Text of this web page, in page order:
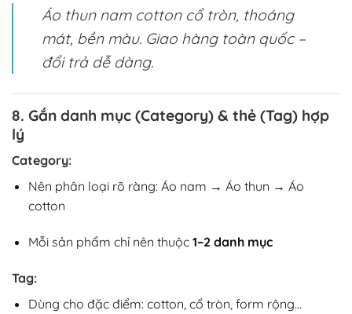
Áo thun nam cotton cổ tròn, thoáng
mát, bền màu. Giao hàng toàn quốc –
đổi trả dễ dàng.
8. Gắn danh mục (Category) & thẻ (Tag) hợp
lý
Category:
Nên phân loại rõ ràng: Áo nam → Áo thun → Áo
cotton
Mỗi sản phẩm chỉ nên thuộc 1–2 danh mục
Tag:
Dùng cho đặc điểm: cotton, cổ tròn, form rộng…